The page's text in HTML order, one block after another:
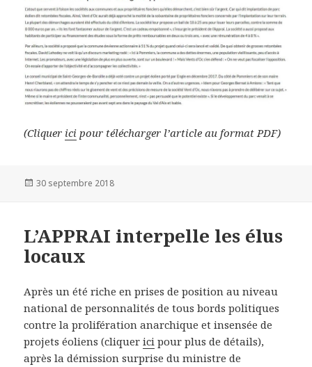
(Cliquer ici pour télécharger l’article au format PDF)
Publié
30 septembre 2018
L’APPRAI interpelle les élus
locaux
Après un été riche en prises de position au niveau
national de personnalités de tous bords politiques
contre la prolifération anarchique et insensée de
projets éoliens (cliquerici pour plus de détails),
après la démission surprise du ministre de